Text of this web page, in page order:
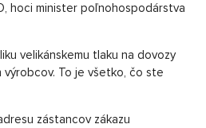
hoci minister poľnohospodárstva
velikánskemu tlaku na dovozy
To je všetko, čo ste
zástancov zákazu